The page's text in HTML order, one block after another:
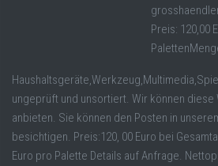
Preis: 120,00
ungeprüft und unsortiert. Wir können diese
anbieten. Sie können den Posten in
besichtigen. Preis:120, 00 Euro bei
Euro pro Palette Details auf Anfrage.